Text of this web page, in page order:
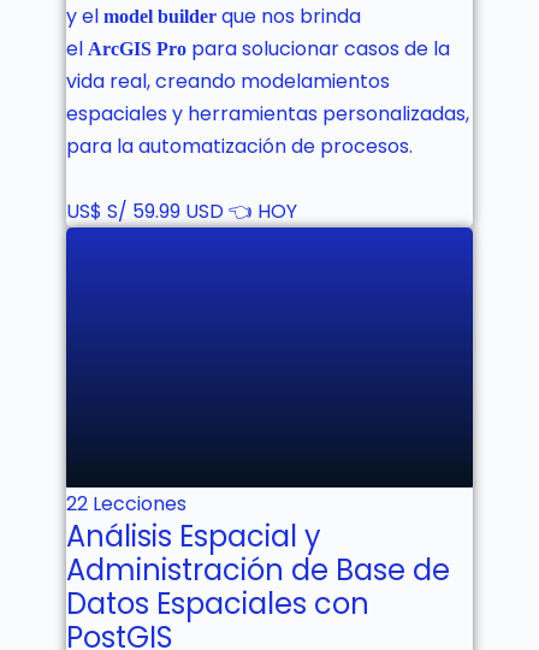
y el model builder que nos brinda
el ArcGIS Pro para solucionar casos de la
vida real, creando modelamientos
espaciales y herramientas personalizadas,
para la automatización de procesos.
US$ S/ 59.99 USD 👈 HOY
22 Lecciones
Análisis Espacial y
Administración de Base de
Datos Espaciales con
PostGIS